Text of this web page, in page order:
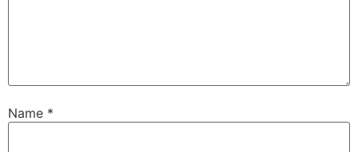
Name *